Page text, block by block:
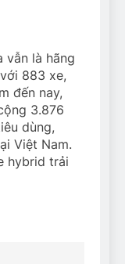
vẫn là hãng
883 xe,
đến nay,
3.876
dùng,
Việt Nam.
hybrid trải